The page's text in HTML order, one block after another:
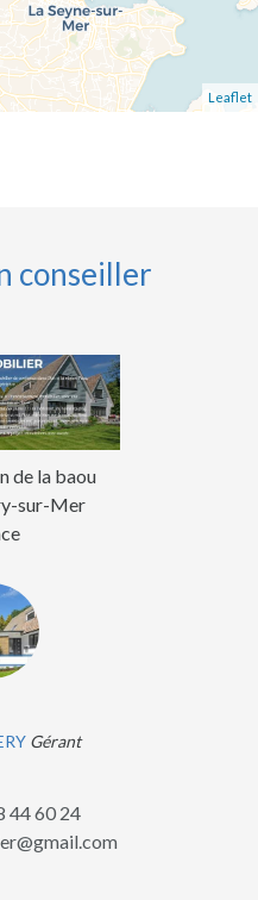
Leaflet
conseiller
de la baou
sur-Mer
Gérant
44 60 24